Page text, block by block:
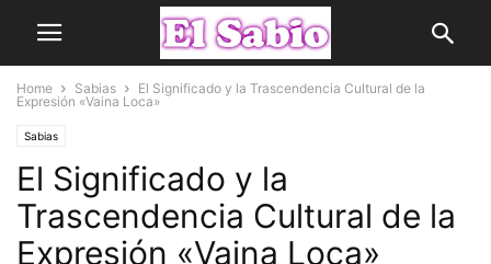
Home Sabias
El Significado y la Trascendencia Cultural de la
Expresión «Vaina Loca»
Sabias
El Significado y la
Trascendencia Cultural de la
Expresión «Vaina Loca»